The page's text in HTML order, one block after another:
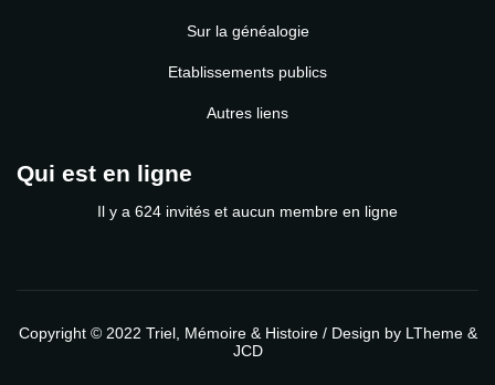
Sur la généalogie
Etablissements publics
Autres liens
Qui est en ligne
Il y a 624 invités et aucun membre en ligne
Copyright © 2022 Triel, Mémoire & Histoire/ Design by LTheme&
JCD